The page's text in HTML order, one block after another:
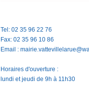
Tel: 02 35 96 22 76
Fax: 02 35 96 10 86
Email :
Horaires d'ouverture :
lundi et jeudi de 9h à 11h30